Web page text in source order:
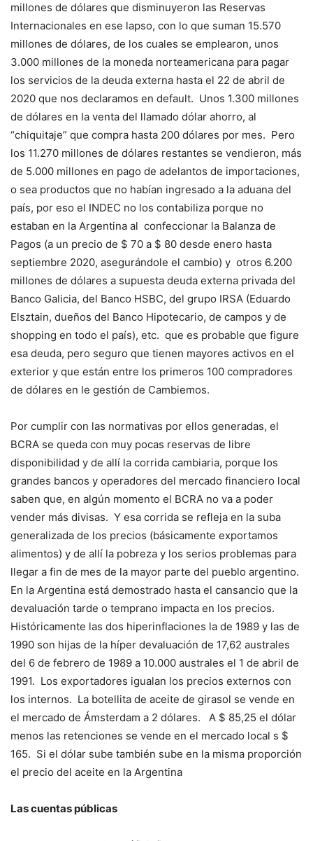
millones de dólares que disminuyeron las Reservas
Internacionales en ese lapso, con lo que suman 15.570
millones de dólares, de los cuales se emplearon, unos
3.000 millones de la moneda norteamericana para pagar
los servicios de la deuda externa hasta el 22 de abril de
2020 que nos declaramos en default. Unos 1.300 millones
de dólares en la venta del llamado dólar ahorro, al
“chiquitaje” que compra hasta 200 dólares por mes. Pero
los 11.270 millones de dólares restantes se vendieron, más
de 5.000 millones en pago de adelantos de importaciones,
o sea productos que no habían ingresado a la aduana del
país, por eso el INDEC no los contabiliza porque no
estaban en la Argentina al confeccionar la Balanza de
Pagos (a un precio de $ 70 a $ 80 desde enero hasta
septiembre 2020, asegurándole el cambio) y otros 6.200
millones de dólares a supuesta deuda externa privada del
Banco Galicia, del Banco HSBC, del grupo IRSA (Eduardo
Elsztain, dueños del Banco Hipotecario, de campos y de
shopping en todo el país), etc. que es probable que figure
esa deuda, pero seguro que tienen mayores activos en el
exterior y que están entre los primeros 100 compradores
de dólares en le gestión de Cambiemos.
Por cumplir con las normativas por ellos generadas, el
BCRA se queda con muy pocas reservas de libre
disponibilidad y de allí la corrida cambiaria, porque los
grandes bancos y operadores del mercado financiero local
saben que, en algún momento el BCRA no va a poder
vender más divisas. Y esa corrida se refleja en la suba
generalizada de los precios (básicamente exportamos
alimentos) y de allí la pobreza y los serios problemas para
llegar a fin de mes de la mayor parte del pueblo argentino.
En la Argentina está demostrado hasta el cansancio que la
devaluación tarde o temprano impacta en los precios.
Históricamente las dos hiperinflaciones la de 1989 y las de
1990 son hijas de la híper devaluación de 17,62 australes
del 6 de febrero de 1989 a 10.000 australes el 1 de abril de
1991. Los exportadores igualan los precios externos con
los internos. La botellita de aceite de girasol se vende en
el mercado de Ámsterdam a 2 dólares. A $ 85,25 el dólar
menos las retenciones se vende en el mercado local s $
165. Si el dólar sube también sube en la misma proporción
el precio del aceite en la Argentina
Las cuentas públicas